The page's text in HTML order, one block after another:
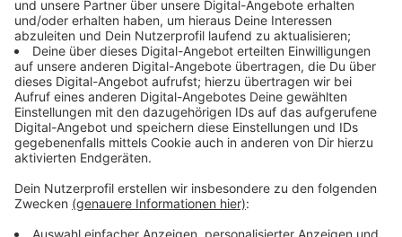
Veröffentlicht:Dienstag, 08.06.2021 13:37
Anzeige